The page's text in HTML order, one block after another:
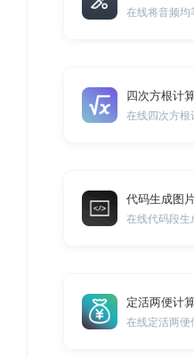
在线将音频均
四次方根计
在线四次方根
代码生成图
在线代码段生
定活两便计
在线定活两便